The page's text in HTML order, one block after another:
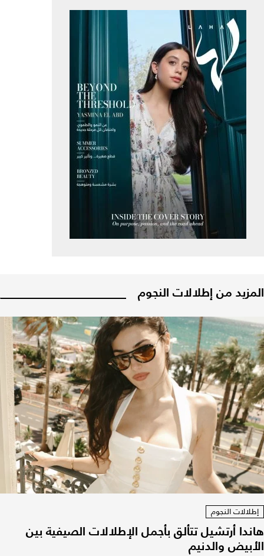
المزيد من إطلالات النجوم
إطلالات النجوم
هاندا أرتشيل تتألق بأجمل الإطلالات الصيفية بين
الأبيض والدنيم